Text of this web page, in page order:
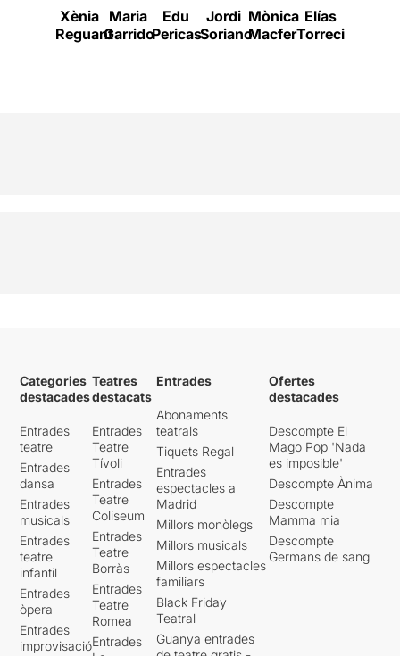
Xènia
Reguant
Maria
Garrido
Edu
Pericas
Jordi
Soriano
Mònica
Macfer
Elías
Torrecillas
Categories
destacades
Entrades
teatre
Entrades
dansa
Entrades
musicals
Entrades
teatre
infantil
Entrades
òpera
Entrades
improvisació
Teatres
destacats
Entrades
Teatre
Tívoli
Entrades
Teatre
Coliseum
Entrades
Teatre
Borràs
Entrades
Teatre
Romea
Entrades
Entrades
Abonaments
teatrals
Tiquets Regal
Entrades
espectacles a
Madrid
Millors monòlegs
Millors musicals
Millors espectacles
familiars
Black Friday
Teatral
Guanya entrades
Ofertes
destacades
Descompte El
Mago Pop 'Nada
es imposible'
Descompte Ànima
Descompte
Mamma mia
Descompte
Germans de sang